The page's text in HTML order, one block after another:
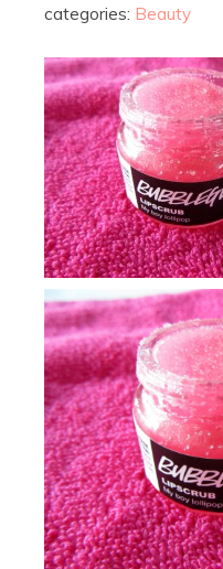
categories: Beauty